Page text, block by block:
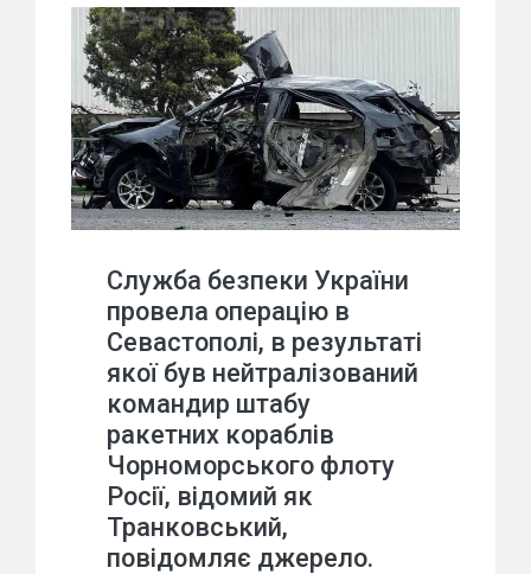
Служба безпеки України
провела операцію в
Севастополі, в результаті
якої був нейтралізований
командир штабу
ракетних кораблів
Чорноморського флоту
Росії, відомий як
Транковський,
повідомляє джерело.